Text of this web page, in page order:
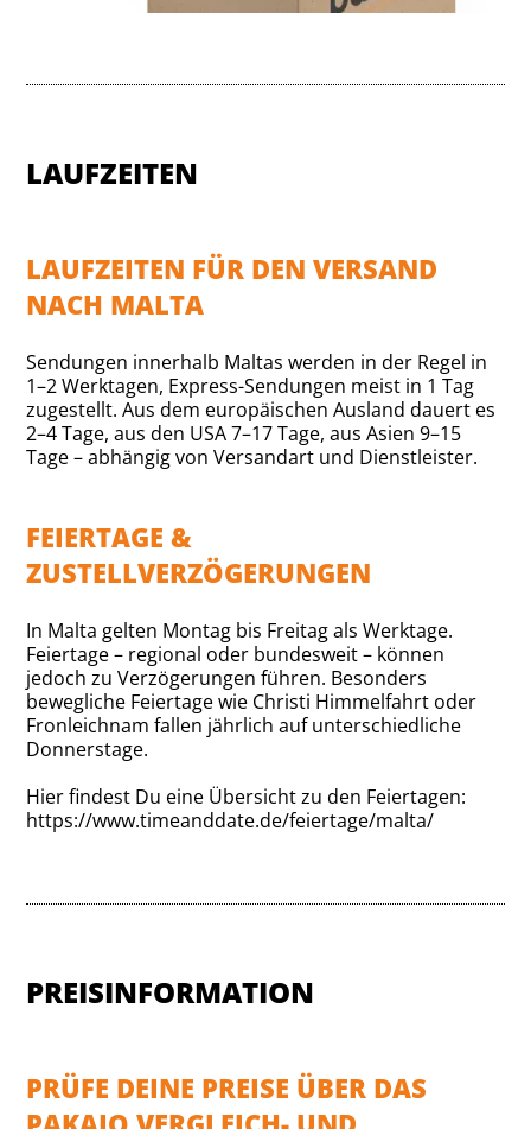
LAUFZEITEN
LAUFZEITEN FÜR DEN VERSAND
NACH MALTA
Sendungen innerhalb Maltas werden in der Regel in
1–2 Werktagen, Express-Sendungen meist in 1 Tag
zugestellt. Aus dem europäischen Ausland dauert es
2–4 Tage, aus den USA 7–17 Tage, aus Asien 9–15
Tage – abhängig von Versandart und Dienstleister.
FEIERTAGE &
ZUSTELLVERZÖGERUNGEN
In Malta gelten Montag bis Freitag als Werktage.
Feiertage – regional oder bundesweit – können
jedoch zu Verzögerungen führen. Besonders
bewegliche Feiertage wie Christi Himmelfahrt oder
Fronleichnam fallen jährlich auf unterschiedliche
Donnerstage.
Hier findest Du eine Übersicht zu den Feiertagen:
https://www.timeanddate.de/feiertage/malta/
PREISINFORMATION
PRÜFE DEINE PREISE ÜBER DAS